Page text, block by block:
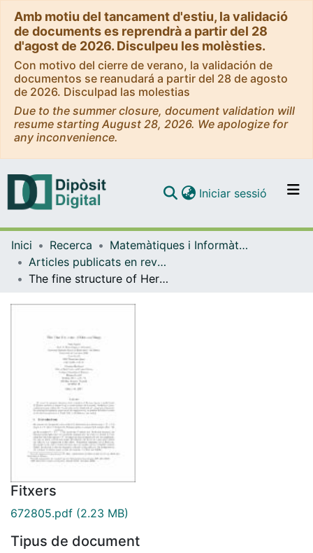
Amb motiu del tancament d'estiu, la validació
de documents es reprendrà a partir del 28
d'agost de 2026. Disculpeu les molèsties.
Con motivo del cierre de verano, la validación de
documentos se reanudará a partir del 28 de agosto
de 2026. Disculpad las molestias
Due to the summer closure, document validation will
resume starting August 28, 2026. We apologize for
any inconvenience.
Navega per tot el DD
Com publicar
Iniciar sessió (current)
Inici Recerca
Matemàtiques i Informàtica
Articles publicats en revistes (Matemàtiques i Informàtica)
The fine structure of Herman rings
Fitxers
672805.pdf (2.23 MB)
Tipus de document